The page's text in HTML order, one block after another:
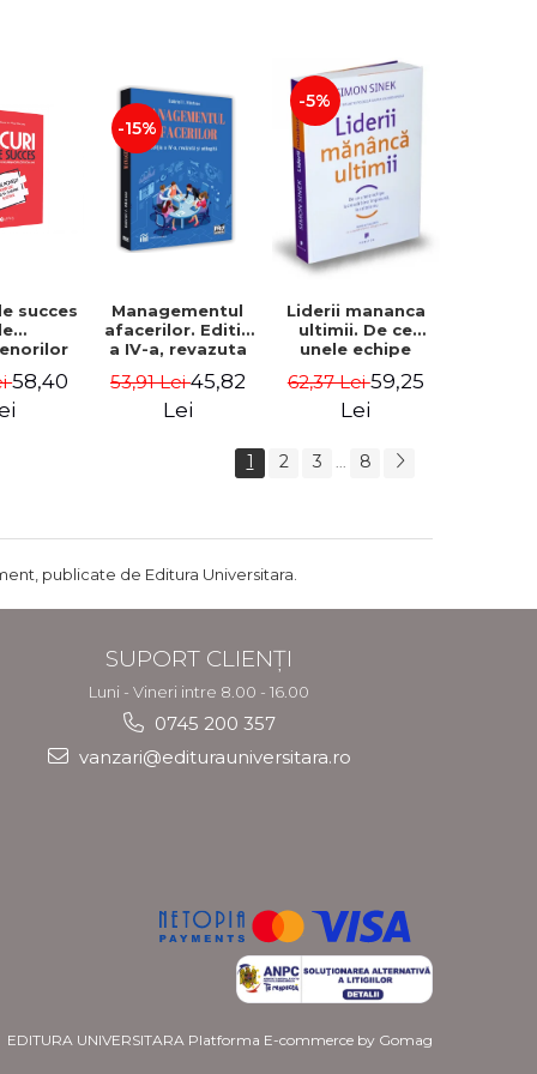
succes
sa-ti
58,40
-15%
Managementul
afacerilor. Editia
a IV-a, revazuta
Gabriel I. Nastase
53,91 Lei45,82
Lei
-5%
Liderii mananca
ultimii. De ce
unele echipe
impreuna, iar
altele nu. Editia a
62,37 Lei59,25
Lei
1 2 3 8
publicate de Editura Universitara.
SUPORT CLIENȚI
Luni - Vineri intre 8.00 - 16.00
0745 200 357
vanzari@editurauniversitara.ro
EDITURA UNIVERSITARA Platforma E-commerce by Gomag